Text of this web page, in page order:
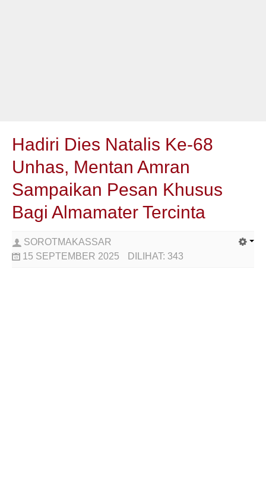
Hadiri Dies Natalis Ke-68
Unhas, Mentan Amran
Sampaikan Pesan Khusus
Bagi Almamater Tercinta
SOROTMAKASSAR
15 SEPTEMBER 2025
DILIHAT: 343